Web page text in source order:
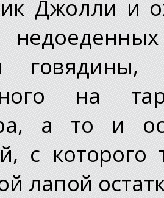
Джолли и
говядины,
на
а то и
с которого
лапой